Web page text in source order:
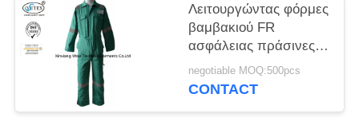
Λειτουργώντας φόρμες
βαμβακιού FR
ασφάλειας πράσινες/
πυρίμαχες μονωμένες
φόρμες
negotiable MOQ:500pcs
CONTACT